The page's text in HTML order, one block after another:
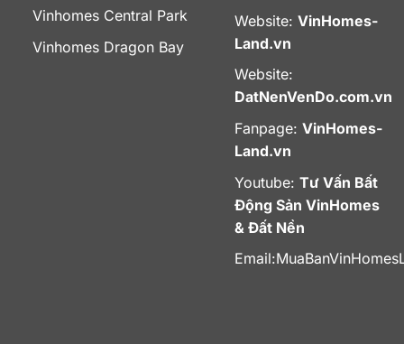
Vinhomes Central Park
Vinhomes Dragon Bay
Website: VinHomes-
Land.vn
Website:
DatNenVenDo.com.vn
Fanpage: VinHomes-
Land.vn
Youtube: Tư Vấn Bất
Động Sản VinHomes
& Đất Nền
Email: